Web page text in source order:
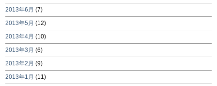
2013年6月 (7)
2013年5月 (12)
2013年4月 (10)
2013年3月 (6)
2013年2月 (9)
2013年1月 (11)